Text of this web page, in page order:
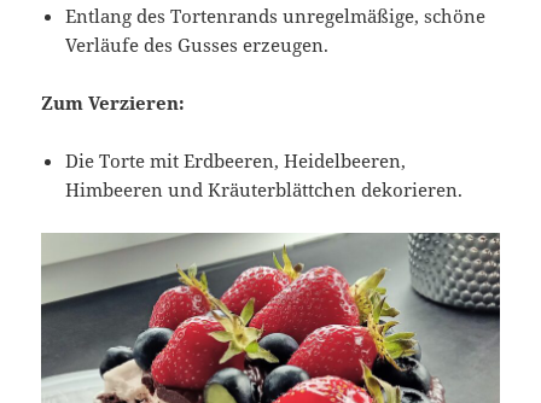
Entlang des Tortenrands unregelmäßige, schöne
Verläufe des Gusses erzeugen.
Zum Verzieren:
Die Torte mit Erdbeeren, Heidelbeeren,
Himbeeren und Kräuterblättchen dekorieren.